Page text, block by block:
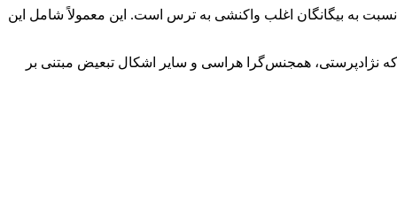
به بیگانگان اغلب واکنشی به ترس است. این معمولاً شامل این
نژادپرستی، همجنس‌گرا هراسی و سایر اشکال تبعیض مبتنی بر